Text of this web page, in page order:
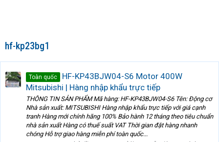
hf-kp23bg1
Toàn quốc
HF-KP43BJW04-S6 Motor 400W
Mitsubishi | Hàng nhập khẩu trực tiếp
THÔNG TIN SẢN PHẨM Mã hàng: HF-KP43BJW04-S6 Tên: Động cơ
Nhà sản xuất: MITSUBISHI Hàng nhập khẩu trực tiếp với giá cạnh
tranh Hàng mới chính hãng 100% Bảo hành 12 tháng theo tiêu chuẩn
nhà sản xuất Hàng có thuế suất VAT Thời gian đặt hàng nhanh
chóng Hỗ trợ giao hàng miễn phí toàn quốc...